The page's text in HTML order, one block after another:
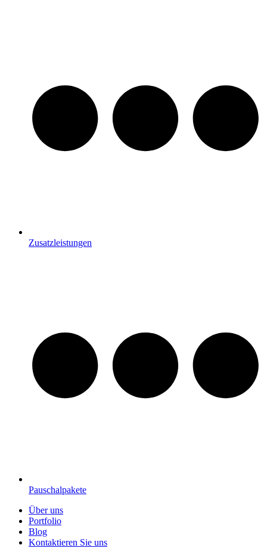
Zusatzleistungen
Pauschalpakete
Über uns
Portfolio
Blog
Kontaktieren Sie uns